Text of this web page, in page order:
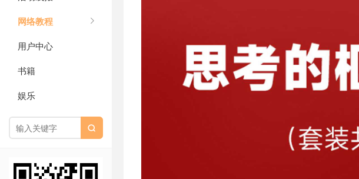
网络教程
用户中心
书籍
娱乐
